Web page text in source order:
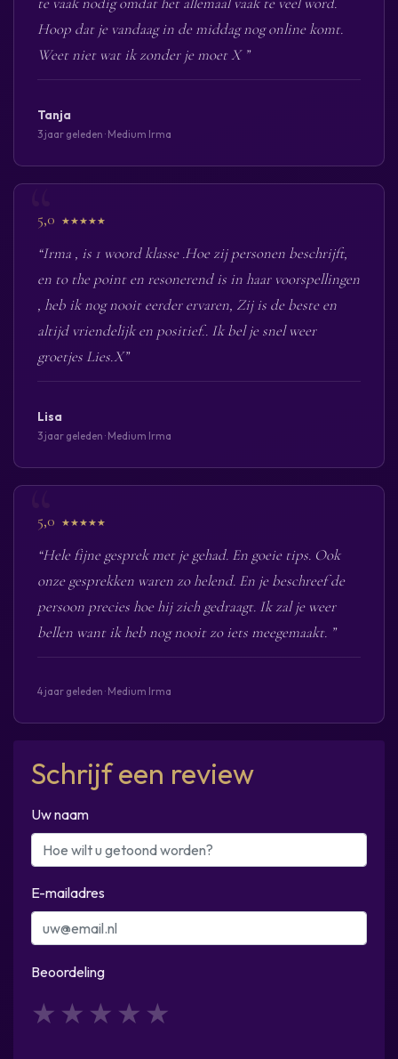
Hoop dat je vandaag in de middag nog online komt.
Weet niet wat ik zonder je moet X ”
Tanja
3 jaar geleden · Medium Irma
5,0 ★★★★★
“Irma , is 1 woord klasse .Hoe zij personen beschrijft,
en to the point en resonerend is in haar voorspellingen
, heb ik nog nooit eerder ervaren, Zij is de beste en
altijd vriendelijk en positief.. Ik bel je snel weer
groetjes Lies.X”
Lisa
3 jaar geleden · Medium Irma
5,0 ★★★★★
“Hele fijne gesprek met je gehad. En goeie tips. Ook
onze gesprekken waren zo helend. En je beschreef de
persoon precies hoe hij zich gedraagt. Ik zal je weer
bellen want ik heb nog nooit zo iets meegemaakt. ”
4 jaar geleden · Medium Irma
Schrijf een review
Uw naam
E-mailadres
Beoordeling
4
3
2
1